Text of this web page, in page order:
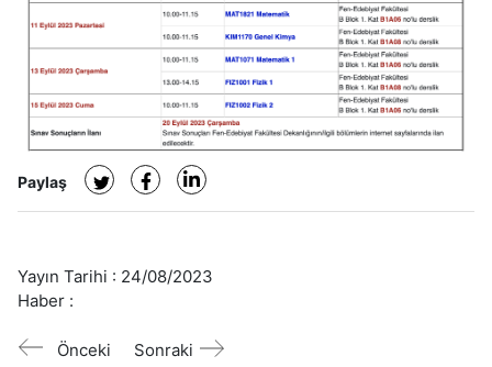
Paylaş
Yayın Tarihi : 24/08/2023
Haber :
Önceki Sonraki